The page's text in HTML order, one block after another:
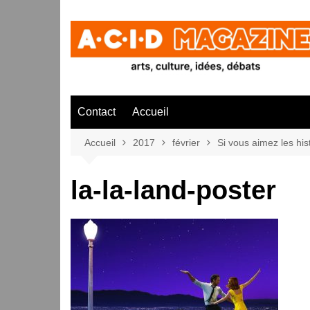
Contact Accueil
Accueil 2017 février Si vous aimez les
la-la-land-poster